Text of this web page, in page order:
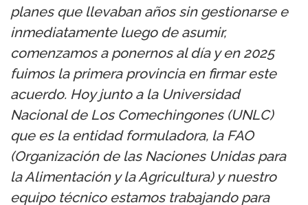
planes que llevaban años sin gestionarse e
inmediatamente luego de asumir,
comenzamos a ponernos al día y en 2025
fuimos la primera provincia en firmar este
acuerdo. Hoy junto a la Universidad
Nacional de Los Comechingones (UNLC)
que es la entidad formuladora, la FAO
(Organización de las Naciones Unidas para
la Alimentación y la Agricultura) y nuestro
equipo técnico estamos trabajando para